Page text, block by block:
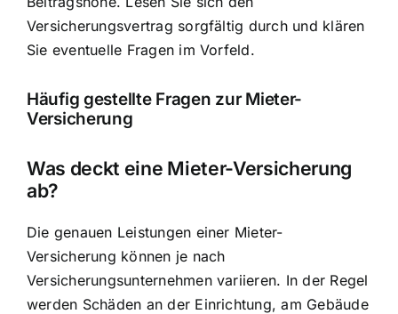
Versicherungsvertrag sorgfältig durch und klären
Sie eventuelle Fragen im Vorfeld.
Häufig gestellte Fragen zur Mieter-
Versicherung
Was deckt eine Mieter-Versicherung
ab?
Die genauen Leistungen einer Mieter-
Versicherung können je nach
Versicherungsunternehmen variieren. In der Regel
werden Schäden an der Einrichtung, am Gebäude